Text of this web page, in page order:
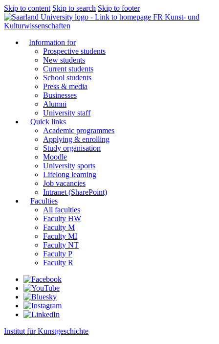
Skip to content Skip to search Skip to footer
FR Kunst- und
Kulturwissenschaften
Information for
Prospective students
New students
Current students
School students
Press & media
Businesses
Alumni
University staff
Quick links
Academic programmes
Applying & enrolling
Study organisation
Moodle
University sports
Lifelong learning
Job vacancies
Intranet (SharePoint)
Faculties
All faculties
Faculty HW
Faculty M
Faculty MI
Faculty NT
Faculty P
Faculty R
Institut für Kunstgeschichte